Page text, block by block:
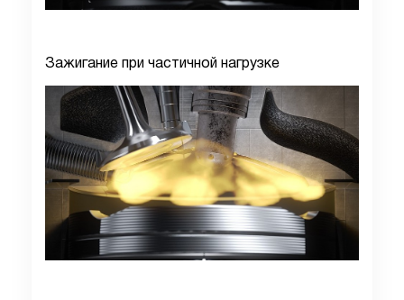
Зажигание при частичной нагрузке